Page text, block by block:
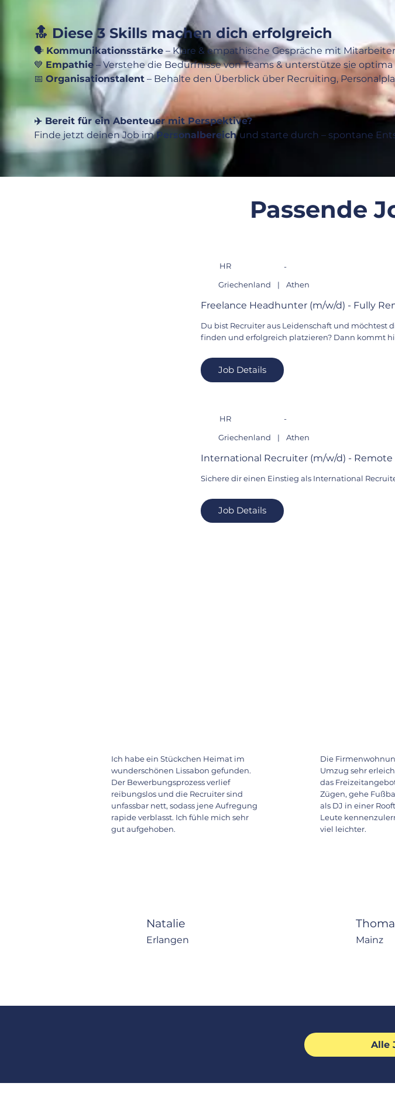
🔝 Diese 3 Skills machen dich erfolgreich
🗣 Kommunikationsstärke – Klare & empathische Gespräche mit
💙 Empathie – Verstehe die Bedürfnisse von Teams & unterstütze sie optima
📅 Organisationstalent – Behalte den Überblick über Recruiting,
✈️ Bereit für ein Abenteuer mit Perspektive?
Finde jetzt deinen Job im Personalbereich und starte durch – spontane
Passende
HR
-
Griechenland
Athen
|
Freelance Headhunter (m/w/d) - Fully
Du bist Recruiter aus Leidenschaft und möchtest
finden und erfolgreich platzieren? Dann kommt
Job Details
HR
-
Griechenland
Athen
|
International Recruiter (m/w/d) -
Sichere dir einen Einstieg als International
Job Details
Ich habe ein Stückchen Heimat im
wunderschönen Lissabon gefunden.
Der Bewerbungsprozess verlief
reibungslos und die Recruiter sind
unfassbar nett, sodass jene Aufregung
rapide verblasst. Ich fühle mich sehr
gut aufgehoben.
Natalie
Erlangen
Die
Umzug sehr
das
Zügen, gehe
als DJ in einer
Leute
viel leichter.
Mainz
Alle